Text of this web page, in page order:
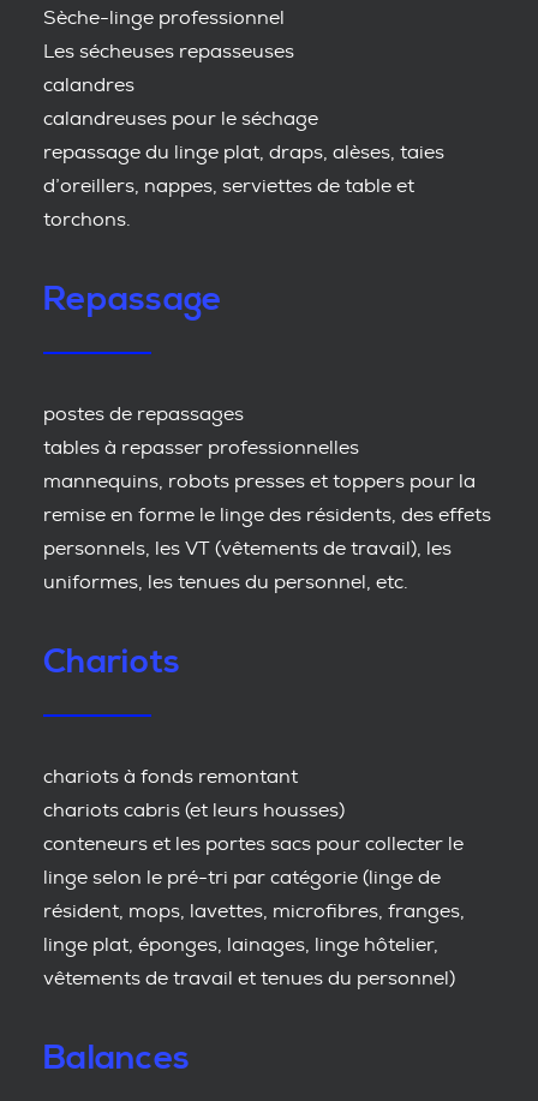
Sèche-linge professionnel
Les sécheuses repasseuses
calandres
calandreuses pour le séchage
repassage du linge plat, draps, alèses, taies
d’oreillers, nappes, serviettes de table et
torchons.
Repassage
postes de repassages
tables à repasser professionnelles
mannequins, robots presses et toppers pour la
remise en forme le linge des résidents, des effets
personnels, les VT (vêtements de travail), les
uniformes, les tenues du personnel, etc.
Chariots
chariots à fonds remontant
chariots cabris (et leurs housses)
conteneurs et les portes sacs pour collecter le
linge selon le pré-tri par catégorie (linge de
résident, mops, lavettes, microfibres, franges,
linge plat, éponges, lainages, linge hôtelier,
vêtements de travail et tenues du personnel)
Balances